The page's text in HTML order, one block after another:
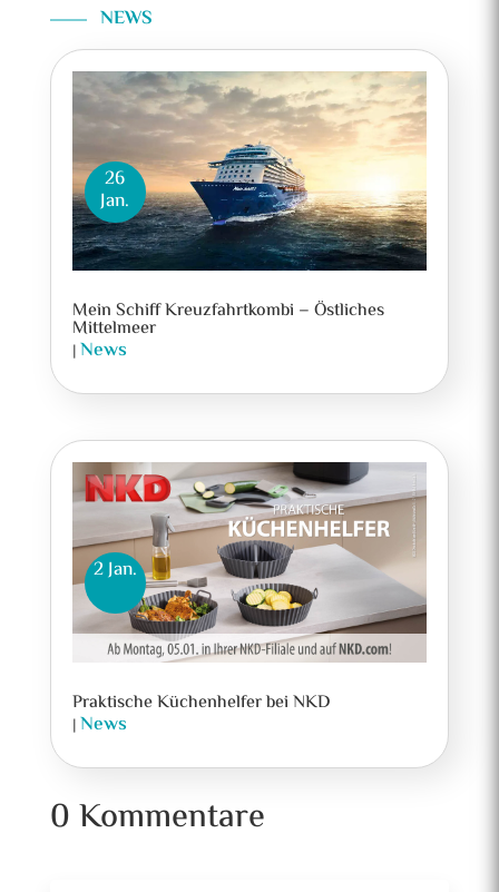
NEWS
Mein Schiff Kreuzfahrtkombi – Östliches
Mittelmeer
26
Jan.
|News
Praktische Küchenhelfer bei NKD
2 Jan.
|News
0 Kommentare